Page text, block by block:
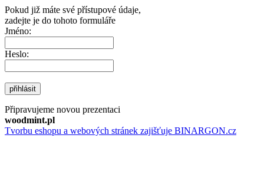
Pokud již máte své přístupové údaje,
zadejte je do tohoto formuláře
Jméno:
Heslo:
přihlásit
Připravujeme novou prezentaci
woodmint.pl
Tvorbu eshopu a webových stránek zajišťuje BINARGON.cz